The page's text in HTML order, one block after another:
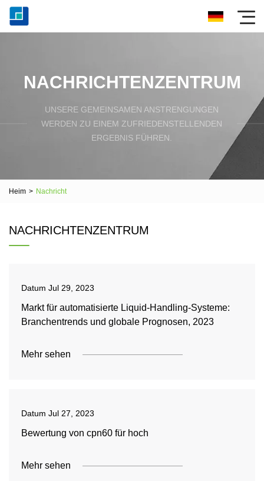
NACHRICHTENZENTRUM
UNSERE GEMEINSAMEN ANSTRENGUNGEN
WERDEN ZU EINEM ZUFRIEDENSTELLENDEN
ERGEBNIS FÜHREN.
Heim > Nachricht
NACHRICHTENZENTRUM
Datum Jul 29, 2023
Markt für automatisierte Liquid-Handling-Systeme:
Branchentrends und globale Prognosen, 2023
Mehr sehen
Datum Jul 27, 2023
Bewertung von cpn60 für hoch
Mehr sehen